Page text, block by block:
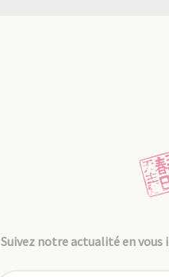
Suivez notre actualité en